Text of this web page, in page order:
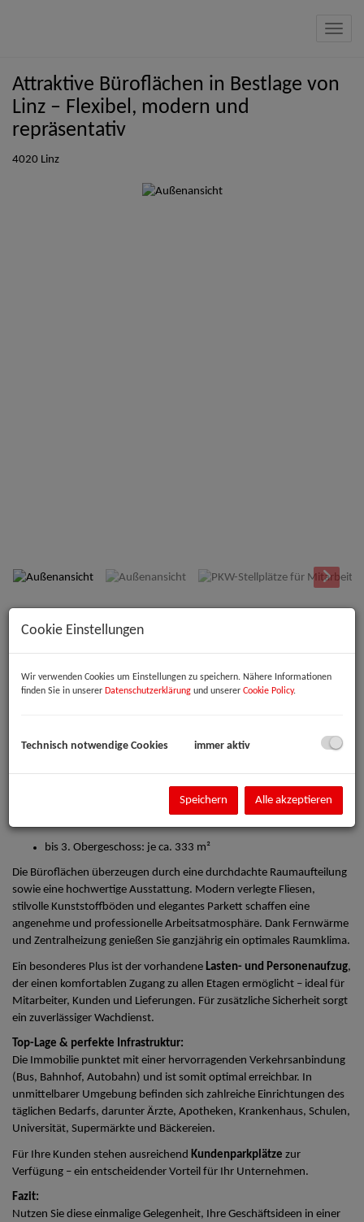
Attraktive Büroflächen in Bestlage von
Linz – Flexibel, modern und
repräsentativ
4020 Linz
Beschreibung
Diese großzügige Büroimmobilie bietet Ihnen eine beeindruckende
Start-up, etabliertes Unternehmen oder Dienstleister: Hier finden Sie
den perfekten Standort, um Ihre Geschäftsideen erfolgreich
umzusetzen.
bis 3. Obergeschoss: je ca. 333 m²
Die Büroflächen überzeugen durch eine durchdachte Raumaufteilung
sowie eine hochwertige Ausstattung. Modern verlegte Fliesen,
stilvolle Kunststoffböden und elegantes Parkett schaffen eine
angenehme und professionelle Arbeitsatmosphäre. Dank Fernwärme
und Zentralheizung genießen Sie ganzjährig ein optimales Raumklima.
Ein besonderes Plus ist der vorhandene Lasten- und Personenaufzug,
der einen komfortablen Zugang zu allen Etagen ermöglicht – ideal für
Mitarbeiter, Kunden und Lieferungen. Für zusätzliche Sicherheit sorgt
ein zuverlässiger Wachdienst.
Top-Lage & perfekte Infrastruktur:
Die Immobilie punktet mit einer hervorragenden Verkehrsanbindung
(Bus, Bahnhof, Autobahn) und ist somit optimal erreichbar. In
unmittelbarer Umgebung befinden sich zahlreiche Einrichtungen des
täglichen Bedarfs, darunter Ärzte, Apotheken, Krankenhaus, Schulen,
Universität, Supermärkte und Bäckereien.
Für Ihre Kunden stehen ausreichend Kundenparkplätze zur
Verfügung – ein entscheidender Vorteil für Ihr Unternehmen.
Fazit:
Nutzen Sie diese einmalige Gelegenheit, Ihre Geschäftsideen in einer
Cookie Einstellungen
Wir verwenden Cookies um Einstellungen zu speichern. Nähere Informationen
finden Sie in unserer Datenschutzerklärung und unserer Cookie Policy.
Technisch notwendige Cookies immer aktiv
Speichern Alle akzeptieren